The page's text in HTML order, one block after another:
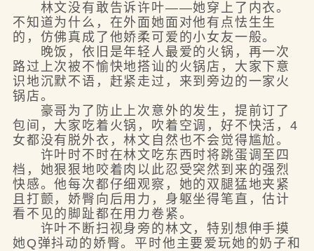
林文没有敢告诉许叶——她穿上了内衣。
不知道为什么，在外面她面对他有点怯生生
的，仿佛真成了他娇柔可爱的小女友一般。
晚饭，依旧是年轻人最爱的火锅，再一次
路过上次被不愉快地搭讪的火锅店，大家下意
识地沉默不语，赶紧走过，来到旁边的一家火
锅店。
豪哥为了防止上次意外的发生，提前订了
包间，大家吃着火锅，吹着空调，好不快活，4
女都没有脱外衣，林文自然也不会觉得尴尬。
许叶时不时在林文吃东西时将跳蛋调至四
档，她狠狠地咬着肉以此忍受突然到来的强烈
快感。他每次都仔细观察，她的双腿猛地夹紧
且打颤，娇臀向后用力，身躯坐得笔直，估计
看不见的脚趾都在用力卷紧。
许叶不断扫视身旁的林文，特别想伸手摸
她Q弹抖动的娇臀。平时他主要爱玩她的奶子和